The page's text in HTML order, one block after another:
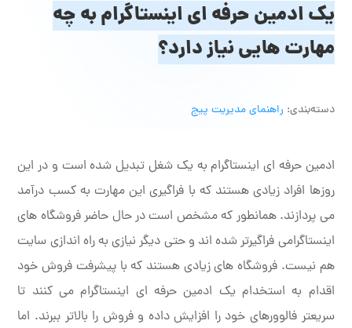
یک ادمین حرفه ای اینستاگرام به چه
مهارت‌ هایی نیاز دارد؟
دسته‌بندی: راهنمای مدیریت پیج
ادمین حرفه ای اینستاگرام به یک شغل تبدیل شده است و در این
روزها افراد زیادی هستند که با فراگیری این مهارت به کسب درآمد
می پردازند. همانطور که مشخص است در حال حاضر فروشگاه های
اینستاگرامی فراگیرتر شده اند و حتی دیگر نیازی به راه اندازی سایت
هم نیست. فروشگاه های زیادی هستند که با پیشرفت فروش خود
اقدام به استخدام یک ادمین حرفه ای اینستاگرام می کنند تا
سریعتر فالوورهای خود را افزایش داده و فروش را بالاتر ببرند. اما